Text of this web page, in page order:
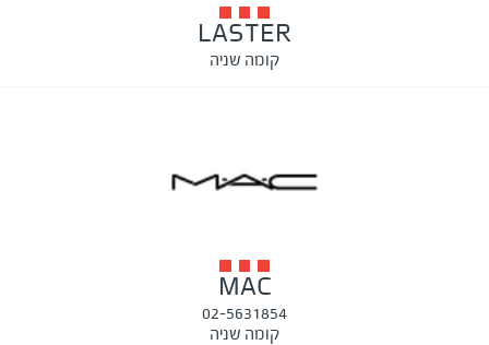
LASTER
קומה שניה
MAC
02-5631854
קומה שניה